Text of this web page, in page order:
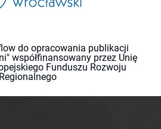
do opracowania publikacji
współfinansowany przez Unię
Funduszu Rozwoju
Regionalnego